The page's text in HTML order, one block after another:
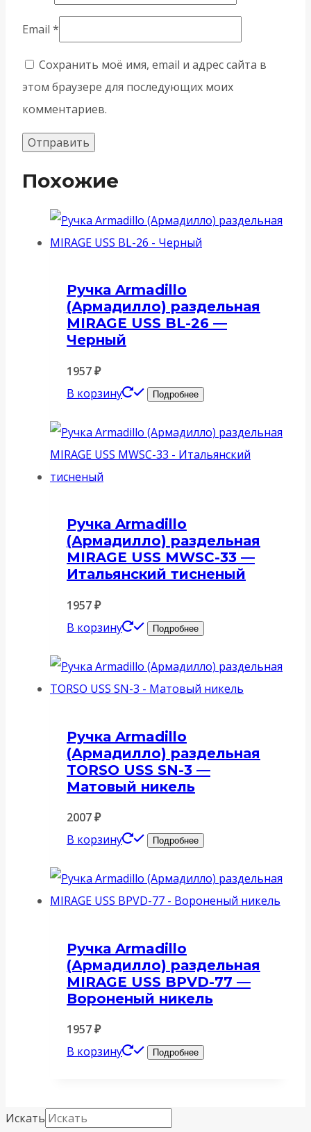
Email *
Сохранить моё имя, email и адрес сайта в
этом браузере для последующих моих
комментариев.
Похожие
Ручка Armadillo
(Армадилло) раздельная
MIRAGE USS BL-26 —
Черный
1957₽
В корзину
Подробнее
Ручка Armadillo
(Армадилло) раздельная
MIRAGE USS MWSC-33 —
Итальянский тисненый
1957₽
В корзину
Подробнее
Ручка Armadillo
(Армадилло) раздельная
TORSO USS SN-3 —
Матовый никель
2007₽
В корзину
Подробнее
Ручка Armadillo
(Армадилло) раздельная
MIRAGE USS BPVD-77 —
Вороненый никель
1957₽
В корзину
Подробнее
Искать